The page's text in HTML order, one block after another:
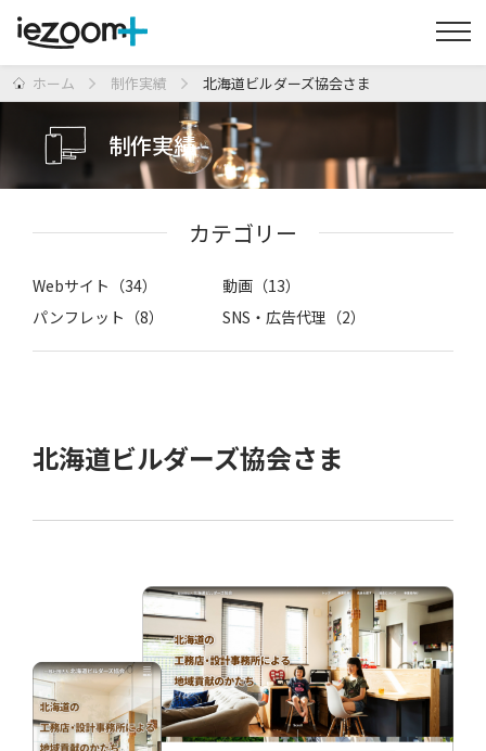
ホーム 制作実績 北海道ビルダーズ協会さま
制作実績
カテゴリー
Webサイト（34）
動画（13）
パンフレット（8）
SNS・広告代理（2）
北海道ビルダーズ協会さま